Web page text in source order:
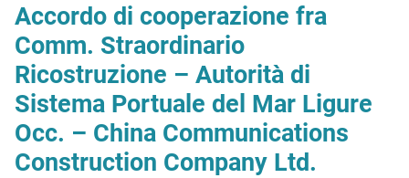
Accordo di cooperazione fra
Comm. Straordinario
Ricostruzione – Autorità di
Sistema Portuale del Mar Ligure
Occ. – China Communications
Construction Company Ltd.